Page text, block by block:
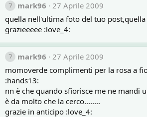
mark96
27 Aprile 2009
quella nell'ultima foto del tuo post,quella
grazieeeee :love_4:
mark96
27 Aprile 2009
momoverde complimenti per la rosa a
:hands13:
nn è che quando sfiorisce me ne mandi
è da molto che la cerco........
grazie in anticipo :love_4: